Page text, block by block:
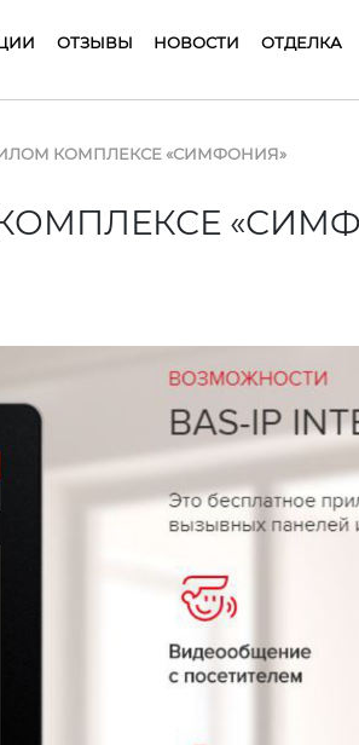
ОТЗЫВЫ НОВОСТИ ОТДЕЛКА
КОМПЛЕКСЕ «СИМФОНИЯ»